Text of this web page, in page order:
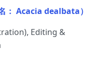
： Acacia dealbata）
Editing &